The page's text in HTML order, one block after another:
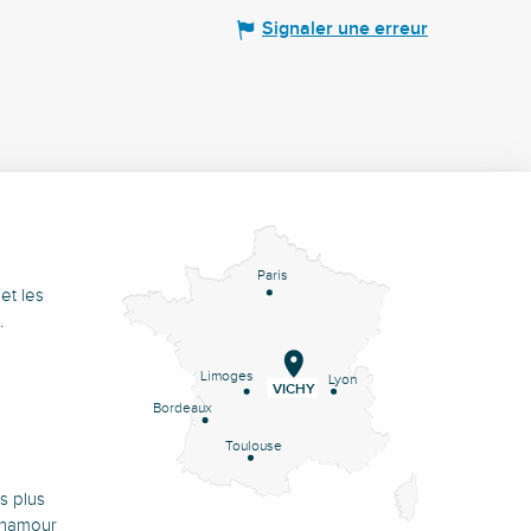
Signaler une erreur
les
plus
Paris
Lyon
Limoges
Bordeaux
Toulouse
VICHY